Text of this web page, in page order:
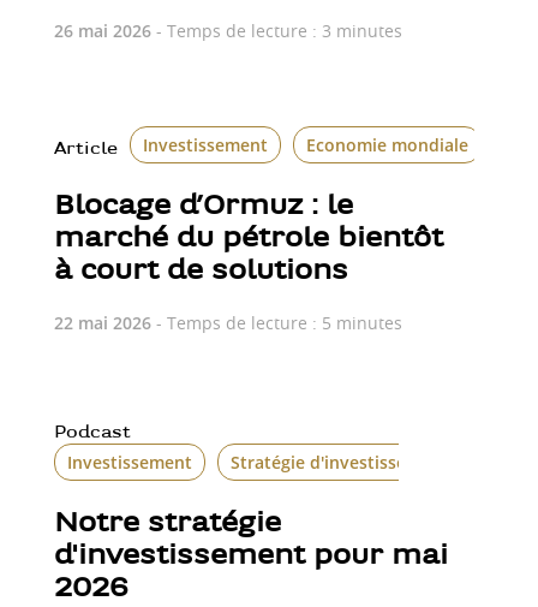
26 mai 2026- Temps de lecture : 3 minutes
Article Investissement Economie mondiale
Blocage d’Ormuz : le
marché du pétrole bientôt
à court de solutions
22 mai 2026- Temps de lecture : 5 minutes
Podcast
Investissement Stratégie d'investissement
Notre stratégie
d'investissement pour mai
2026